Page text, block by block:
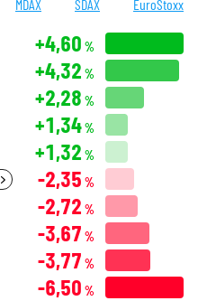
MDAX SDAX EuroStoxx
+4,60 %
+4,32 %
+2,28 %
+1,34%
+1,32 %
-2,35 %
-2,72 %
-3,67 %
-3,77 %
-6,50 %